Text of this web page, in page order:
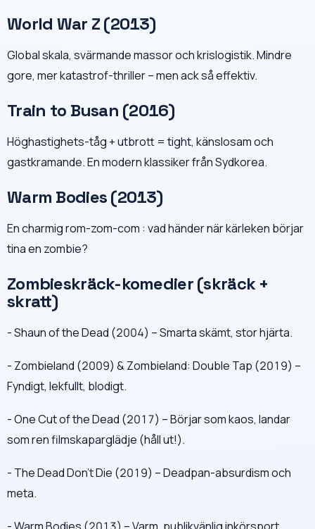
World War Z (2013)
Global skala, svärmande massor och krislogistik. Mindre
gore, mer katastrof-thriller – men ack så effektiv.
Train to Busan (2016)
Höghastighets-tåg + utbrott = tight, känslosam och
gastkramande. En modern klassiker från Sydkorea.
Warm Bodies (2013)
En charmig rom-zom-com : vad händer när kärleken börjar
tina en zombie?
Zombieskräck-komedier (skräck +
skratt)
- Shaun of the Dead (2004) – Smarta skämt, stor hjärta.
- Zombieland (2009) & Zombieland: Double Tap (2019) –
Fyndigt, lekfullt, blodigt.
- One Cut of the Dead (2017) – Börjar som kaos, landar
som ren filmskaparglädje (håll ut!).
- The Dead Don’t Die (2019) – Deadpan-absurdism och
meta.